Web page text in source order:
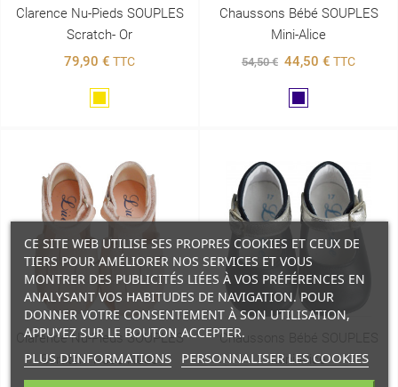
Clarence Nu-Pieds SOUPLES
Scratch- Or
79,90 € TTC
Chaussons Bébé SOUPLES
Mini-Alice
54,50 € 44,50 € TTC
Clarence Nu-Pieds SOUPLES
Scratch- Rose Nude
Chaussons Bébé SOUPLES
Mini-Alice
CE SITE WEB UTILISE SES PROPRES COOKIES ET CEUX DE
TIERS POUR AMÉLIORER NOS SERVICES ET VOUS
MONTRER DES PUBLICITÉS LIÉES À VOS PRÉFÉRENCES EN
ANALYSANT VOS HABITUDES DE NAVIGATION. POUR
DONNER VOTRE CONSENTEMENT À SON UTILISATION,
APPUYEZ SUR LE BOUTON ACCEPTER.
PLUS D'INFORMATIONS PERSONNALISER LES COOKIES